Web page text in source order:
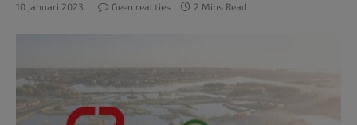
10 januari 2023 Geen reacties 2 Mins Read